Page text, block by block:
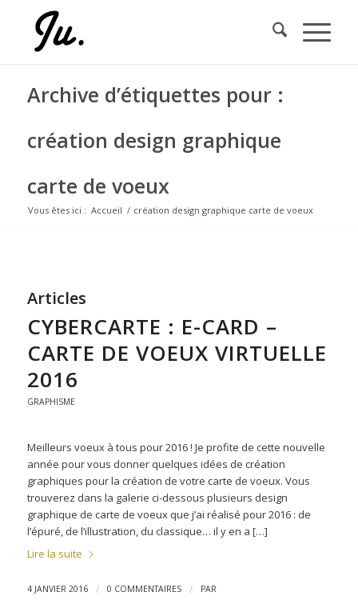
Archive d’étiquettes pour :
création design graphique
carte de voeux
Vous êtes ici : Accueil / création design graphique carte de voeux
Articles
CYBERCARTE : E-CARD –
CARTE DE VOEUX VIRTUELLE
2016
GRAPHISME
Meilleurs voeux à tous pour 2016 ! Je profite de cette nouvelle
année pour vous donner quelques idées de création
graphiques pour la création de votre carte de voeux. Vous
trouverez dans la galerie ci-dessous plusieurs design
graphique de carte de voeux que j’ai réalisé pour 2016 : de
l’épuré, de l’illustration, du classique… il y en a […]
Lire la suite
4 JANVIER 2016 / 0 COMMENTAIRES / PAR